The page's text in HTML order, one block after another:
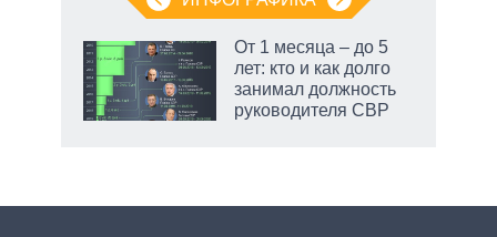
От 1 месяца – до 5
лет: кто и как долго
занимал должность
руководителя СВР